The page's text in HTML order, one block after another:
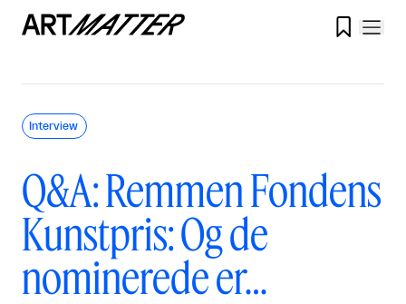

Q&A: Remmen Fondens
Kunstpris: Og de
nominerede er…
Interview